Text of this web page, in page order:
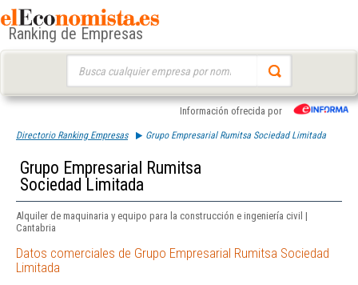
Ranking de Empresas
Información ofrecida por
Directorio Ranking Empresas Grupo Empresarial Rumitsa Sociedad Limitada
Grupo Empresarial Rumitsa
Sociedad Limitada
Alquiler de maquinaria y equipo para la construcción e ingeniería civil |
Cantabria
Datos comerciales de Grupo Empresarial Rumitsa Sociedad
Limitada